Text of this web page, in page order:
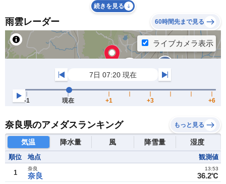
続きを見る
雨雲レーダー 60時間先まで見る
奈良県のアメダスランキング もっと見る
気温 降水量 風 降雪量 湿度
順位 地点 観測値
1 奈良
奈良
36.2℃
13:53